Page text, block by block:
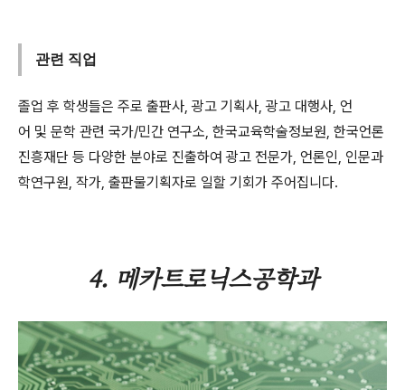
관련 직업
졸업 후 학생들은 주로 출판사, 광고 기획사, 광고 대행사, 언
어 및 문학 관련 국가/민간 연구소, 한국교육학술정보원, 한국언론
진흥재단 등 다양한 분야로 진출하여 광고 전문가, 언론인, 인문과
학연구원, 작가, 출판물기획자로 일할 기회가 주어집니다.
4. 메카트로닉스공학과